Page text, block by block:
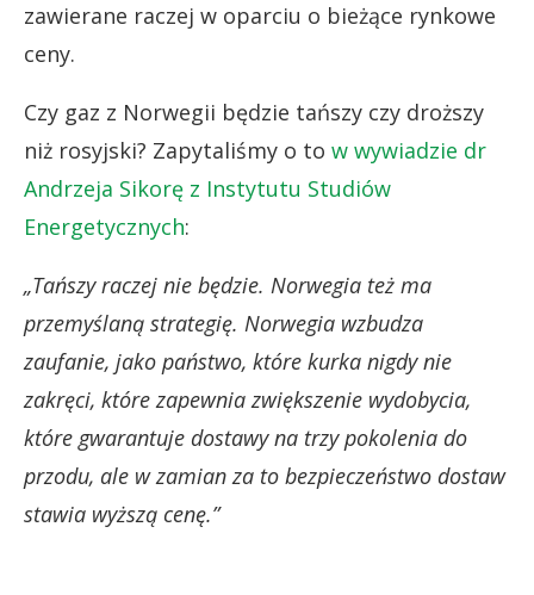
zawierane raczej w oparciu o bieżące rynkowe
ceny.
Czy gaz z Norwegii będzie tańszy czy droższy
niż rosyjski? Zapytaliśmy o to w wywiadzie dr
Andrzeja Sikorę z Instytutu Studiów
Energetycznych:
„Tańszy raczej nie będzie. Norwegia też ma
przemyślaną strategię. Norwegia wzbudza
zaufanie, jako państwo, które kurka nigdy nie
zakręci, które zapewnia zwiększenie wydobycia,
które gwarantuje dostawy na trzy pokolenia do
przodu, ale w zamian za to bezpieczeństwo dostaw
stawia wyższą cenę.”